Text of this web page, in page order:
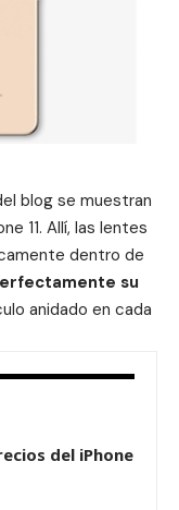
blog se muestran
11. Allí, las lentes
dentro de
su
anidado en cada
del iPhone